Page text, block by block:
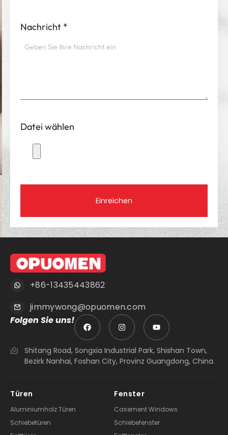
jimmywong@opuomen.com
Shitang Road, Songxia Industrial Park, Shishan Town,
Türen
Aluminiumholz Türen
Fenster
Casement Windows